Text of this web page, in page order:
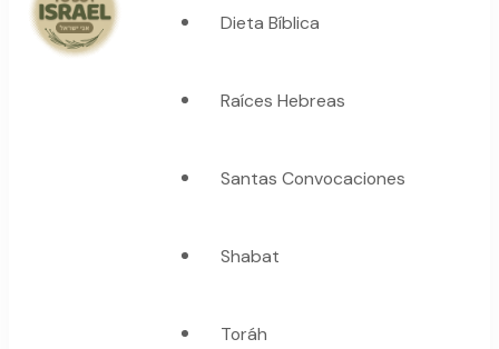
"La suma de tu palabra, es verdad"
Dieta Bíblica
Raíces Hebreas
Santas Convocaciones
Shabat
Toráh